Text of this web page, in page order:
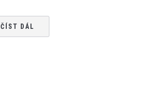
ČÍST DÁL